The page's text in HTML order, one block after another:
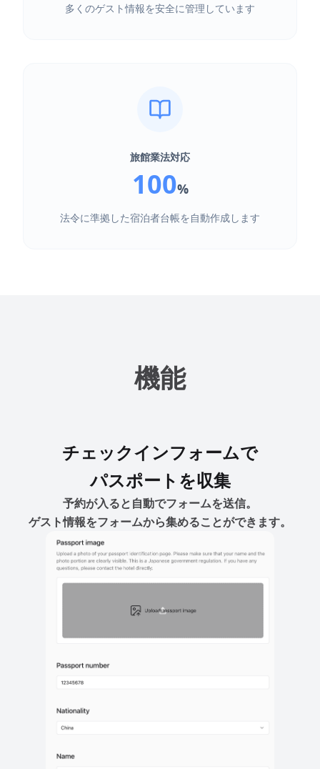
多くのゲスト情報を安全に管理しています
旅館業法対応
100%
法令に準拠した宿泊者台帳を自動作成します
機能
チェックインフォームで
パスポートを収集
予約が入ると自動でフォームを送信。
ゲスト情報をフォームから集めることができます。